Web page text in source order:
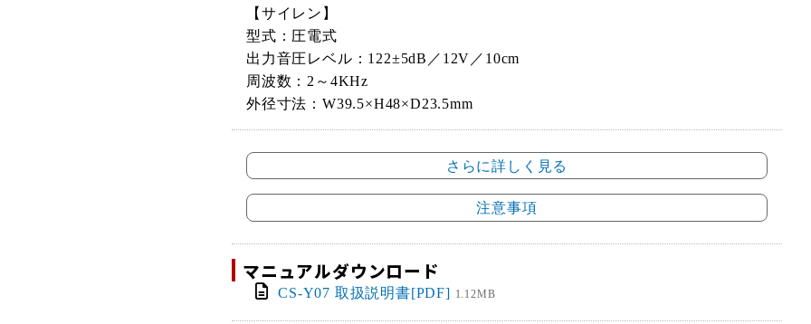
【サイレン】
型式：圧電式
出力音圧レベル：122±5dB／12V／10cm
周波数：2～4KHz
外径寸法：W39.5×H48×D23.5mm
さらに詳しく見る
注意事項
マニュアルダウンロード
CS-Y07 取扱説明書[PDF] 1.12MB